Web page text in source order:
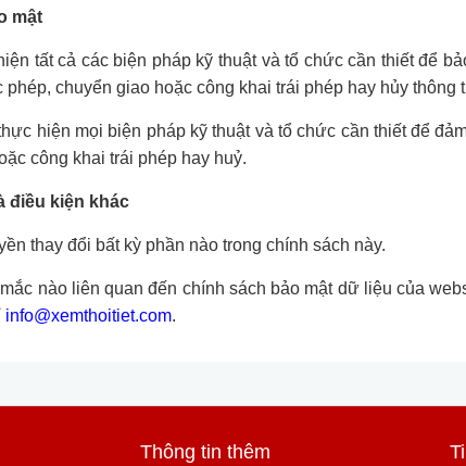
mật
tất cả các biện pháp kỹ thuật và tổ chức cần thiết để
chuyển giao hoặc công khai trái phép hay hủy thông
hiện mọi biện pháp kỹ thuật và tổ chức cần thiết để
công khai trái phép hay huỷ.
điều kiện khác
thay đổi bất kỳ phần nào trong chính sách này.
nào liên quan đến chính sách bảo mật dữ liệu của
info@xemthoitiet.com.
Thông tin thêm